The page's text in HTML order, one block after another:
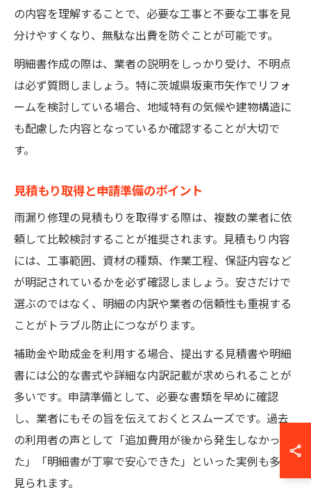
の内容を理解することで、必要な工事と不要な工事を見
分けやすくなり、無駄な出費を防ぐことが可能です。
明細書作成の際は、業者の説明をしっかり受け、不明点
は必ず質問しましょう。特に茨城県坂東市矢作でリフォ
ームを検討している場合、地域特有の気候や建物構造に
も配慮した内容となっているか確認することが大切で
す。
見積もり取得と申請準備のポイント
雨漏り修理の見積もりを取得する際は、複数の業者に依
頼して比較検討することが推奨されます。見積もり内容
には、工事範囲、資材の種類、作業工程、保証内容など
が明記されているかを必ず確認しましょう。安さだけで
選ぶのではなく、明細の内訳や業者の信頼性も重視する
ことがトラブル防止につながります。
補助金や助成金を利用する場合、提出する見積書や明細
書には公的な書式や詳細な内訳記載が求められることが
多いです。申請準備として、必要な書類を早めに確認
し、業者にもその旨を伝えておくとスムーズです。過去
の利用者の声として「追加費用が後から発生しなかっ
た」「明細書が丁寧で安心できた」といった実例も多く
見られます。